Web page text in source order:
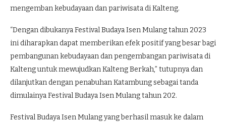
mengemban kebudayaan dan pariwisata di Kalteng.
“Dengan dibukanya Festival Budaya Isen Mulang tahun 2023
ini diharapkan dapat memberikan efek positif yang besar bagi
pembangunan kebudayaan dan pengembangan pariwisata di
Kalteng untuk mewujudkan Kalteng Berkah,” tutupnya dan
dilanjutkan dengan penabuhan Katambung sebagai tanda
dimulainya Festival Budaya Isen Mulang tahun 202.
Festival Budaya Isen Mulang yang berhasil masuk ke dalam